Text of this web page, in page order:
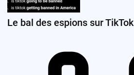
Le bal des espions sur TikTok